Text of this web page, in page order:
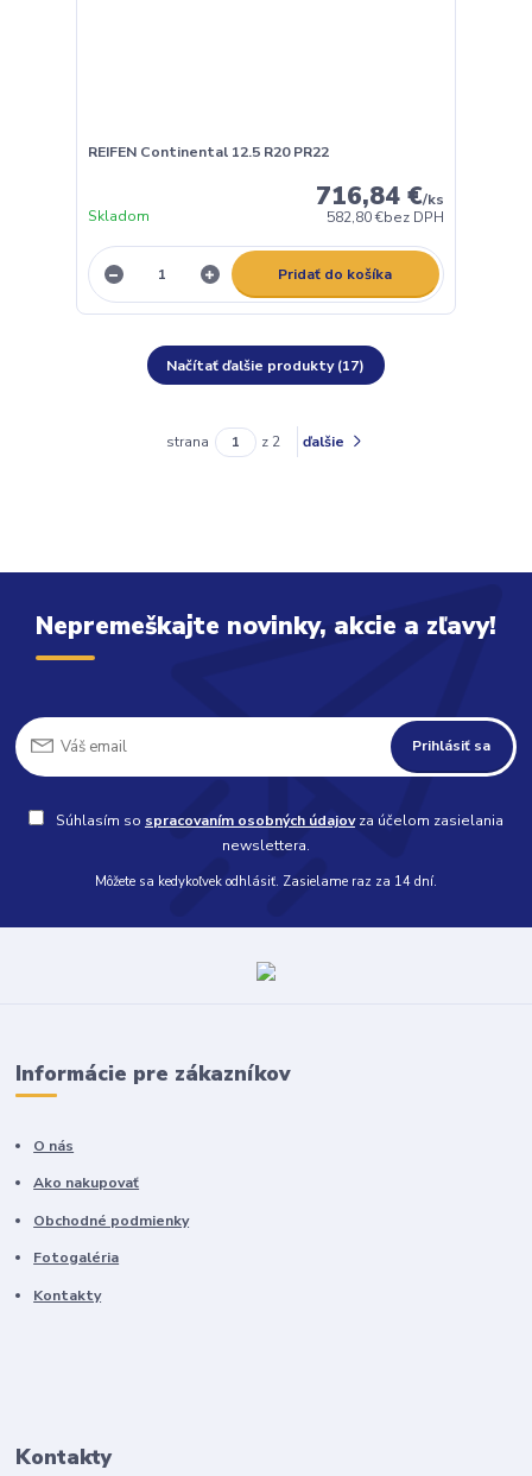
REIFEN Continental 12.5 R20 PR22
716,84 €/ks
582,80 €bez DPH
Skladom
Pridať do košíka
Načítať ďalšie produkty (17)
strana z 2 ďalšie
Nepremeškajte novinky, akcie a zľavy!
Prihlásiť sa
Súhlasím so spracovaním osobných údajovza účelom zasielania
newslettera.
Môžete sa kedykoľvek odhlásiť. Zasielame raz za 14 dní.
Informácie pre zákazníkov
O nás
Ako nakupovať
Obchodné podmienky
Fotogaléria
Kontakty
Kontakty